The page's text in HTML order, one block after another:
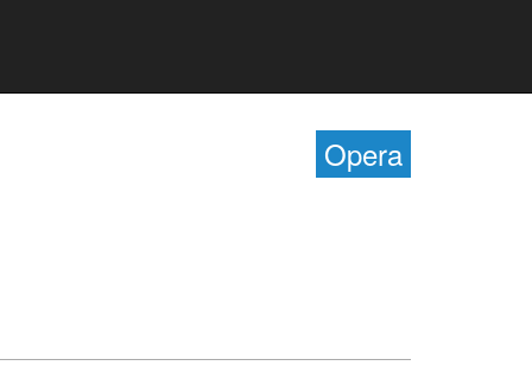
Opera